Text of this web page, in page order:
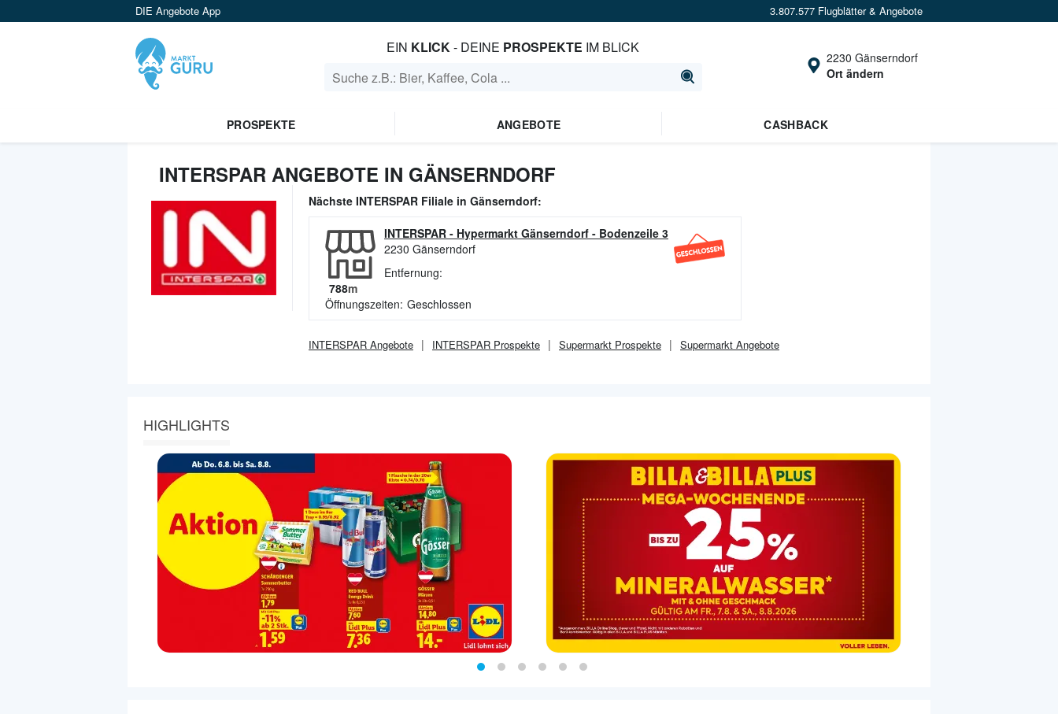
DIE Angebote App 3.807.577 Flugblätter & Angebote
EIN KLICK- DEINE PROSPEKTE IM BLICK
2230 Gänserndorf
Ort ändern
PROSPEKTE ANGEBOTE CASHBACK
INTERSPAR ANGEBOTE IN GÄNSERNDORF
Nächste INTERSPAR Filiale in Gänserndorf:
INTERSPAR - Hypermarkt Gänserndorf - Bodenzeile 3
2230 Gänserndorf
Entfernung:
788m
Öffnungszeiten: Geschlossen
INTERSPAR Angebote INTERSPAR Prospekte Supermarkt Prospekte Supermarkt Angebote
HIGHLIGHTS